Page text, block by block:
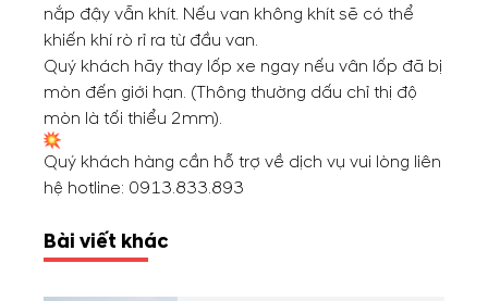
nắp đậy vẫn khít. Nếu van không khít sẽ có thể
khiến khí rò rỉ ra từ đầu van.
Quý khách hãy thay lốp xe ngay nếu vân lốp đã bị
mòn đến giới hạn. (Thông thường dấu chỉ thị độ
mòn là tối thiểu 2mm).
Quý khách hàng cần hỗ trợ về dịch vụ vui lòng liên
hệ hotline: 0913.833.893
Bài viết khác